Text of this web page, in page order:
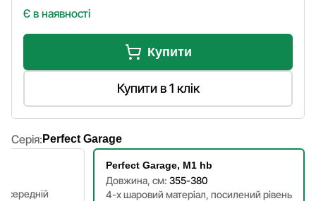
Є в наявності
Купити
Купити в 1 клік
Серія: Perfect Garage
середній
Perfect Garage, M1 hb
Довжина, см: 355-380
4-х шаровий матеріал, посилений рівень